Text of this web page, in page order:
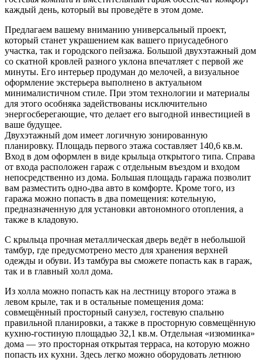
каждый день, который вы проведёте в этом доме.
Предлагаем вашему вниманию универсальный проект,
который станет украшением как вашего приусадебного
участка, так и городского пейзажа. Большой двухэтажный дом
со скатной кровлей разного уклона впечатляет с первой же
минуты. Его интерьер продуман до мелочей, а визуальное
оформление экстерьера выполнено в актуальном
минималистичном стиле. При этом технологии и материалы
для этого особняка задействованы исключительно
энергосберегающие, что делает его выгодной инвестицией в
ваше будущее.
Двухэтажный дом имеет логичную зонированную
планировку. Площадь первого этажа составляет 140,6 кв.м.
Вход в дом оформлен в виде крыльца открытого типа. Справа
от входа расположен гараж с отдельным въездом и входом
непосредственно из дома. Большая площадь гаража позволит
вам разместить одно-два авто в комфорте. Кроме того, из
гаража можно попасть в два помещения: котельную,
предназначенную для установки автономного отопления, а
также в кладовую.
С крыльца прочная металлическая дверь ведёт в небольшой
тамбур, где предусмотрено место для хранения верхней
одежды и обуви. Из тамбура вы сможете попасть как в гараж,
так и в главный холл дома.
Из холла можно попасть как на лестницу второго этажа в
левом крыле, так и в остальные помещения дома:
совмещённый просторный санузел, гостевую спальню
правильной планировки, а также в просторную совмещённую
кухню-гостиную площадью 32,1 кв.м. Отдельная «изюминка»
дома — это просторная открытая терраса, на которую можно
попасть их кухни. Здесь легко можно оборудовать летнюю